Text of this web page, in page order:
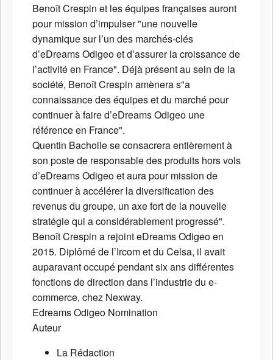
Benoît Crespin et les équipes françaises auront
pour mission d’impulser "une nouvelle
dynamique sur l’un des marchés-clés
d’eDreams Odigeo et d’assurer la croissance de
l’activité en France". Déjà présent au sein de la
société, Benoît Crespin amènera s"a
connaissance des équipes et du marché pour
continuer à faire d’eDreams Odigeo une
référence en France".
Quentin Bacholle se consacrera entièrement à
son poste de responsable des produits hors vols
d’eDreams Odigeo et aura pour mission de
continuer à accélérer la diversification des
revenus du groupe, un axe fort de la nouvelle
stratégie qui a considérablement progressé".
Benoît Crespin a rejoint eDreams Odigeo en
2015. Diplômé de l’Ircom et du Celsa, il avait
auparavant occupé pendant six ans différentes
fonctions de direction dans l’industrie du e-
commerce, chez Nexway.
Edreams Odigeo Nomination
Auteur
La Rédaction